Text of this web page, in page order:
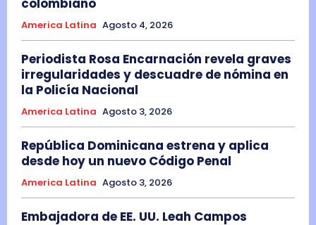
colombiano
America Latina Agosto 4, 2026
Periodista Rosa Encarnación revela graves
irregularidades y descuadre de nómina en
la Policía Nacional
America Latina Agosto 3, 2026
República Dominicana estrena y aplica
desde hoy un nuevo Código Penal
America Latina Agosto 3, 2026
Embajadora de EE. UU. Leah Campos